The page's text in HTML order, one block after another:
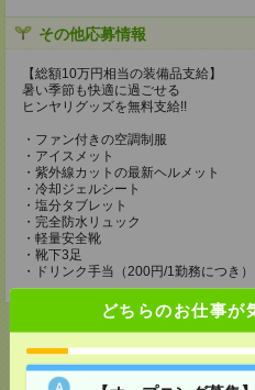
どちらのお仕事が
その他応募情報
【総額10万円相当の装備品支給】
暑い季節も快適に過ごせる
ヒンヤリグッズを無料支給!!
・ファン付きの空調制服
・アイスメット
・紫外線カットの最新ヘルメット
・冷却ジェルシート
・塩分タブレット
・完全防水リュック
・軽量安全靴
・靴下3足
・ドリンク手当（200円/1勤務につき）